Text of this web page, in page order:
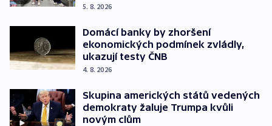
5. 8. 2026
Domácí banky by zhoršení
ekonomických podmínek zvládly,
ukazují testy ČNB
4. 8. 2026
Skupina amerických států vedených
demokraty žaluje Trumpa kvůli
novým clům